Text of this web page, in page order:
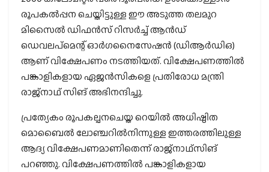
രൂപകൽപ്പന ചെയ്തിട്ടുള്ള ഈ അടുത്ത തലമുറ
മിസൈൽ ഡിഫന്‍സ് റിസര്‍ച്ച് ആന്‍ഡ്
ഡെവലപ്‌മെന്റ് ഓര്‍ഗനൈസേഷന്‍ (ഡിആര്‍ഡിഒ)
ആണ് വിക്ഷേപണം നടത്തിയത്. വിക്ഷേപണത്തില്‍
പങ്കാളികളായ ഏജന്‍സികളെ പ്രതിരോധ മന്ത്രി
രാജ്നാഥ് സിങ് അഭിനന്ദിച്ചു.
പ്രത്യേകം രൂപകല്പനചെയ്ത റെയില്‍ അധിഷ്ഠിത
മൊബൈല്‍ ലോഞ്ചറില്‍നിന്നുള്ള ഇത്തരത്തിലുള്ള
ആദ്യ വിക്ഷേപണമാണിതെന്ന് രാജ്‌നാഥ്‌സിങ്
പറഞ്ഞു. വിക്ഷേപണത്തില്‍ പങ്കാളികളായ